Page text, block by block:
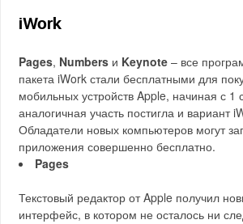
iWork
Pages, Numbers и Keynote – все
пакета iWork стали бесплатными для
мобильных устройств Apple, начиная с 1
аналогичная участь постигла и вариант
Обладатели новых компьютеров могут
приложения совершенно бесплатно.
Pages
Текстовый редактор от Apple получил
интерфейс, в котором не осталось ни